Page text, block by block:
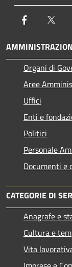
Facebook
Organi di
Aree
Uffici
Enti e
Politici
Personale
Documenti e
CATEGORIE DI
Anagrafe e
Cultura e
Vita